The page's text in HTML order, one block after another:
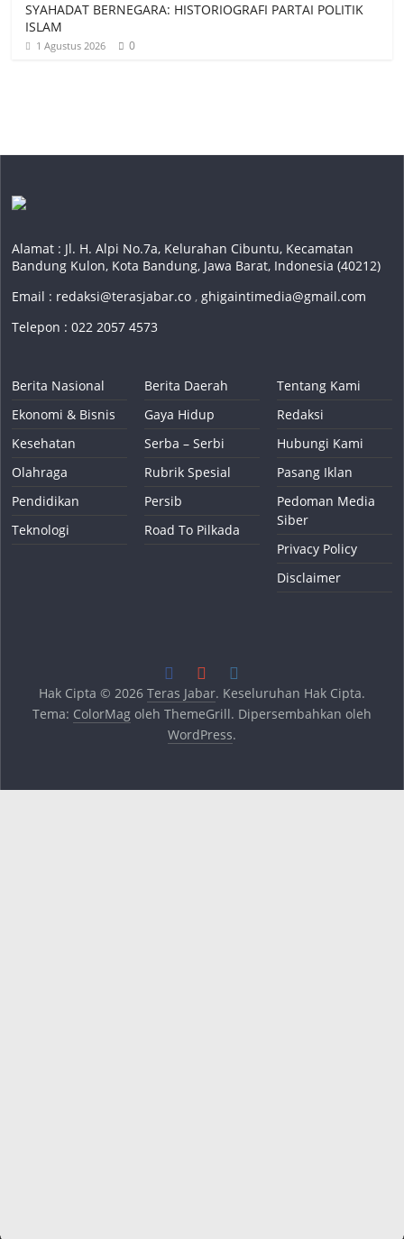
SYAHADAT BERNEGARA: HISTORIOGRAFI PARTAI POLITIK
ISLAM
1 Agustus 2026 0
Alamat : Jl. H. Alpi No.7a, Kelurahan Cibuntu, Kecamatan
Bandung Kulon, Kota Bandung, Jawa Barat, Indonesia (40212)
Email : redaksi@terasjabar.co ,ghigaintimedia@gmail.com
Telepon : 022 2057 4573
Berita Nasional
Ekonomi & Bisnis
Kesehatan
Olahraga
Pendidikan
Teknologi
Berita Daerah
Gaya Hidup
Serba – Serbi
Rubrik Spesial
Persib
Road To Pilkada
Tentang Kami
Redaksi
Hubungi Kami
Pasang Iklan
Pedoman Media
Siber
Privacy Policy
Disclaimer
Hak Cipta © 2026 Teras Jabar. Keseluruhan Hak Cipta.
Tema: ColorMagoleh ThemeGrill. Dipersembahkan oleh
WordPress.